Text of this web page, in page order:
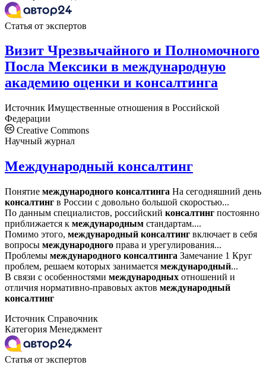
Статья от экспертов
Визит Чрезвычайного и Полномочного
Посла Мексики в международную
академию оценки и консалтинга
Источник Имущественные отношения в Российской
Федерации
Creative Commons
Научный журнал
Международный консалтинг
Понятие международного консалтинга На сегодняшний день
консалтинг в России с довольно большой скоростью...
По данным специалистов, российский консалтинг постоянно
приближается к международным стандартам....
Помимо этого, международный консалтинг включает в себя
вопросы международного права и урегулирования...
Проблемы международного консалтинга Замечание 1 Круг
проблем, решаем которых занимается международный...
В связи с особенностями международных отношений и
отличия нормативно-правовых актов международный
консалтинг
Источник Справочник
Категория Менеджмент
Статья от экспертов